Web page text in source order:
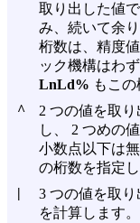
取り出した値
み、続いて余
桁数は、精度
ック機構はわ
LnLd% もこ
^
2 つの値を取
し、 2 つめの
小数点以下は
の桁数を指定し
|
3 つの値を取り
を計算します